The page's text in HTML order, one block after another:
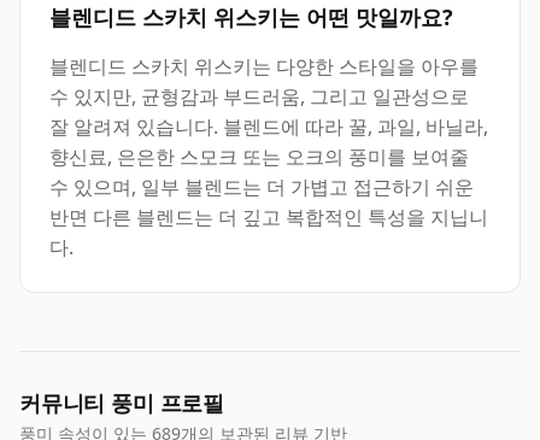
블렌디드 스카치 위스키는 어떤 맛일까요?
블렌디드 스카치 위스키는 다양한 스타일을 아우를
수 있지만, 균형감과 부드러움, 그리고 일관성으로
잘 알려져 있습니다. 블렌드에 따라 꿀, 과일, 바닐라,
향신료, 은은한 스모크 또는 오크의 풍미를 보여줄
수 있으며, 일부 블렌드는 더 가볍고 접근하기 쉬운
반면 다른 블렌드는 더 깊고 복합적인 특성을 지닙니
다.
커뮤니티 풍미 프로필
풍미 속성이 있는 689개의 보관된 리뷰 기반